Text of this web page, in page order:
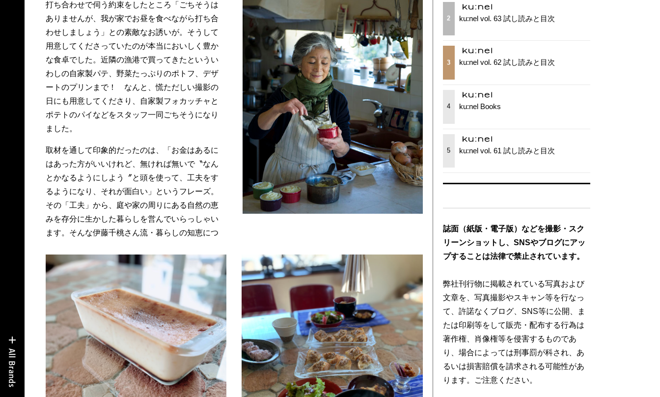
打ち合わせで伺う約束をしたところ「ごちそうは
ありませんが、我が家でお昼を食べながら打ち合
わせしましょう」との素敵なお誘いが。そうして
用意してくださっていたのが本当においしく豊か
な食卓でした。近隣の漁港で買ってきたというい
わしの自家製パテ、野菜たっぷりのポトフ、デザ
ートのプリンまで！ なんと、慌ただしい撮影の
日にも用意してくださり、自家製フォカッチャと
ポテトのパイなどをスタッフ一同ごちそうになり
ました。
取材を通して印象的だったのは、「お金はあるに
はあった方がいいけれど、無ければ無いで〝なん
とかなるようにしよう〞と頭を使って、工夫をす
るようになり、それが面白い」というフレーズ。
その「工夫」から、庭や家の周りにある自然の恵
みを存分に生かした暮らしを営んでいらっしゃい
ます。そんな伊藤千桃さん流・暮らしの知恵につ
2 ku:nel vol. 63 試し読みと目次
3 ku:nel vol. 62 試し読みと目次
4 ku:nel Books
5 ku:nel vol. 61 試し読みと目次
誌面（紙版・電子版）などを撮影・スク
リーンショットし、SNSやブログにアッ
プすることは法律で禁止されています。
弊社刊行物に掲載されている写真および
文章を、写真撮影やスキャン等を行なっ
て、許諾なくブログ、SNS等に公開、ま
たは印刷等をして販売・配布する行為は
著作権、肖像権等を侵害するものであ
り、場合によっては刑事罰が科され、あ
るいは損害賠償を請求される可能性があ
ります。ご注意ください。